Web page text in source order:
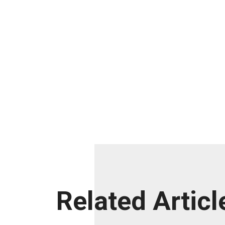
Related